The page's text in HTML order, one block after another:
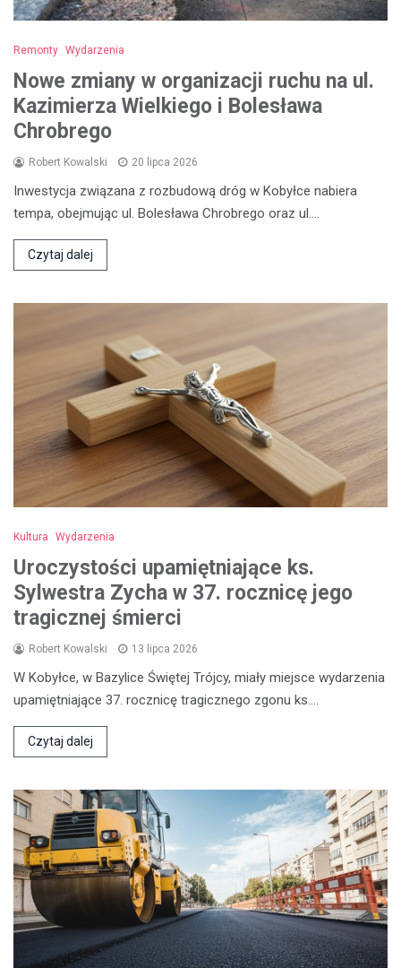
Remonty Wydarzenia
Nowe zmiany w organizacji ruchu na ul.
Kazimierza Wielkiego i Bolesława
Chrobrego
Robert Kowalski 20 lipca 2026
Inwestycja związana z rozbudową dróg w Kobyłce nabiera
tempa, obejmując ul. Bolesława Chrobrego oraz ul.…
Czytaj dalej
Kultura Wydarzenia
Uroczystości upamiętniające ks.
Sylwestra Zycha w 37. rocznicę jego
tragicznej śmierci
Robert Kowalski 13 lipca 2026
W Kobyłce, w Bazylice Świętej Trójcy, miały miejsce wydarzenia
upamiętniające 37. rocznicę tragicznego zgonu ks.…
Czytaj dalej